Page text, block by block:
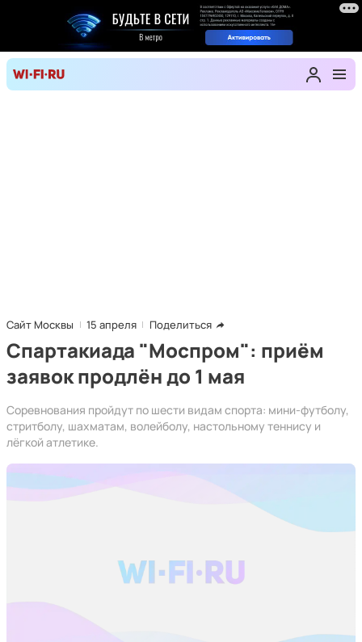
Сайт Москвы 15 апреля Поделиться
Спартакиада "Моспром": приём
заявок продлён до 1 мая
Соревнования пройдут по шести видам спорта: мини-футболу,
стритболу, шахматам, волейболу, настольному теннису и
лёгкой атлетике.